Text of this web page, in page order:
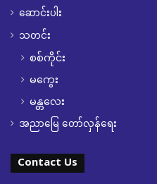
ဆောင်းပါး
သတင်း
စစ်ကိုင်း
မကွေး
မန္တလေး
အညာမြေ တော်လှန်ရေး
Contact Us